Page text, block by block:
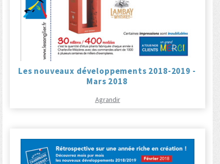
Les nouveaux développements 2018-2019 -
Mars 2018
Agrandir